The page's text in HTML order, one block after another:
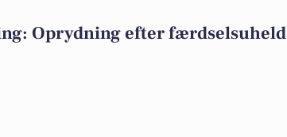
Oprydning efter færdselsuheld